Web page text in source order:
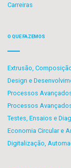
Carreiras
O QUE FAZEMOS
Extrusão,
Design e
Processos
Processos
Testes, Ensaios e
Economia Circular e
Digitalização,